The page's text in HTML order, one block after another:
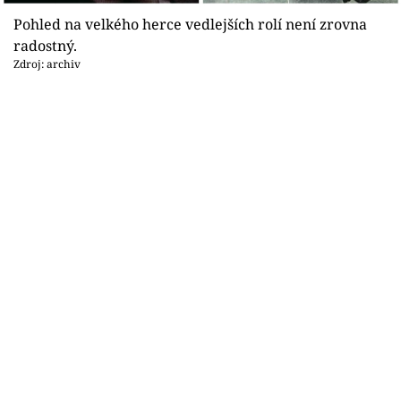
Videa
Pohled na velkého herce vedlejších rolí není zrovna
radostný.
Zdroj: archiv